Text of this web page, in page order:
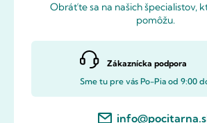
Obráťte sa na našich špecialistov,
pomôžu.
Zákaznícka podpora
Sme tu pre vás Po-Pia od 9:00